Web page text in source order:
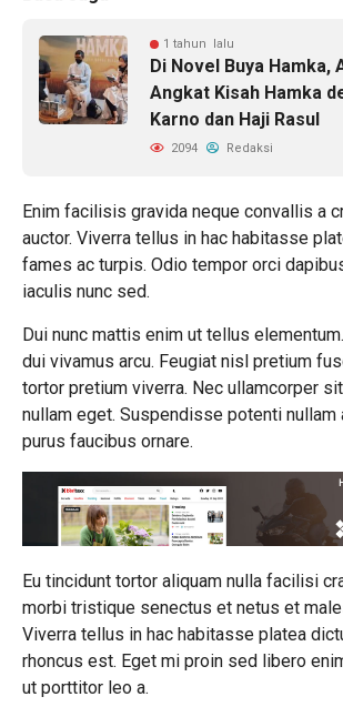
1 tahun lalu
Di Novel Buya Hamka,
Angkat Kisah Hamka
Karno dan Haji Rasul
2094 Redaksi
Enim facilisis gravida neque convallis a
auctor. Viverra tellus in hac habitasse
fames ac turpis. Odio tempor orci
iaculis nunc sed.
Dui nunc mattis enim ut tellus
dui vivamus arcu. Feugiat nisl pretium
tortor pretium viverra. Nec ullamcorper
nullam eget. Suspendisse potenti nullam
purus faucibus ornare.
Eu tincidunt tortor aliquam nulla facilisi
morbi tristique senectus et netus et
Viverra tellus in hac habitasse platea
rhoncus est. Eget mi proin sed libero
ut porttitor leo a.